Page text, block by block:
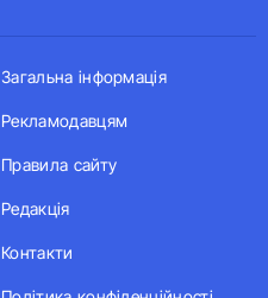
Загальна інформація
Рекламодавцям
Правила сайту
Редакція
Контакти